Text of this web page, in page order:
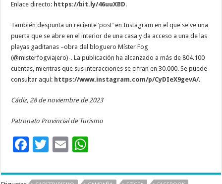
Enlace directo: https://bit.ly/46uuXBD.
También despunta un reciente ‘post’ en Instagram en el que se ve una
puerta que se abre en el interior de una casa y da acceso a una de las
playas gaditanas –obra del bloguero Míster Fog
(@misterfogviajero)-. La publicación ha alcanzado a más de 804.100
cuentas, mientras que sus interacciones se cifran en 30.000. Se puede
consultar aquí: https://www.instagram.com/p/CyDIeX9gevA/.
Cádiz, 28 de noviembre de 2023
Patronato Provincial de Turismo
F
e
T
tt
E
ai at